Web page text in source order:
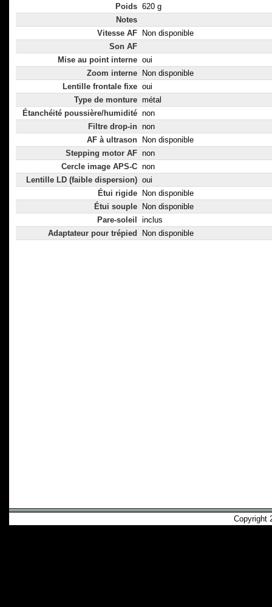
Poids 620 g
Notes
Vitesse AF
Non disponible
Son AF
Mise au point interne oui
Zoom interne
Non disponible
Lentille frontale fixe oui
Type de monture métal
Étanchéité poussière/humidité non
Filtre drop-in non
AF à ultrason
Non disponible
Stepping motor AF non
Cercle image APS-C non
Lentille LD (faible dispersion) oui
Étui rigide
Non disponible
Étui souple
Non disponible
Pare-soleil
inclus
Adaptateur pour trépied
Non disponible
Copyright